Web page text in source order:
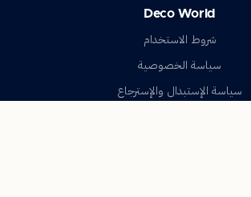
Deco World
شروط الاستخدام
سياسة الخصوصية
سياسة الإستبدال والإسترجاع